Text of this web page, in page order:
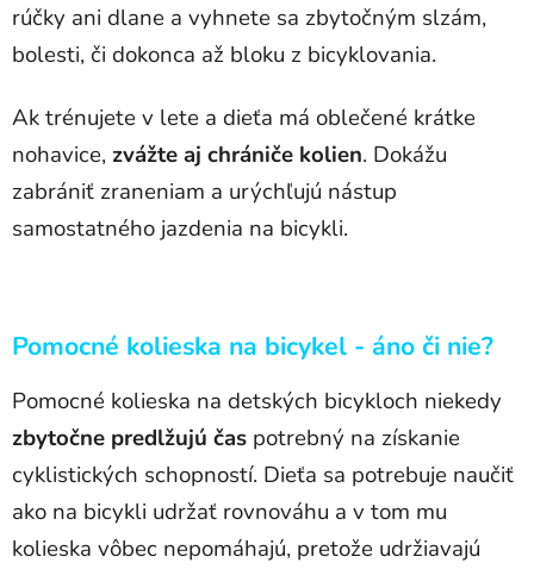
rúčky ani dlane a vyhnete sa zbytočným slzám,
bolesti, či dokonca až bloku z bicyklovania.
Ak trénujete v lete a dieťa má oblečené krátke
nohavice,zvážte aj chrániče kolien. Dokážu
zabrániť zraneniam a urýchľujú nástup
samostatného jazdenia na bicykli.
Pomocné kolieska na bicykel - áno či nie?
Pomocné kolieska na detských bicykloch niekedy
zbytočne predlžujú čas potrebný na získanie
cyklistických schopností. Dieťa sa potrebuje naučiť
ako na bicykli udržať rovnováhu a v tom mu
kolieska vôbec nepomáhajú, pretože udržiavajú